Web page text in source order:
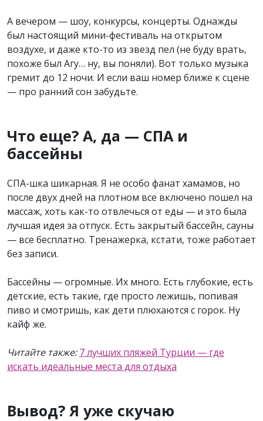
А вечером — шоу, конкурсы, концерты. Однажды
был настоящий мини-фестиваль на открытом
воздухе, и даже кто-то из звезд пел (не буду врать,
похоже был Агу… ну, вы поняли). Вот только музыка
гремит до 12 ночи. И если ваш номер ближе к сцене
— про ранний сон забудьте.
Что еще? А, да — СПА и
бассейны
СПА-шка шикарная. Я не особо фанат хамамов, но
после двух дней на плотном все включено пошел на
массаж, хоть как-то отвлечься от еды — и это была
лучшая идея за отпуск. Есть закрытый бассейн, сауны
— все бесплатно. Тренажерка, кстати, тоже работает
без записи.
Бассейны — огромные. Их много. Есть глубокие, есть
детские, есть такие, где просто лежишь, попивая
пиво и смотришь, как дети плюхаются с горок. Ну
кайф же.
Читайте также:7 лучших пляжей Турции — где
искать идеальные места для отдыха
Вывод? Я уже скучаю